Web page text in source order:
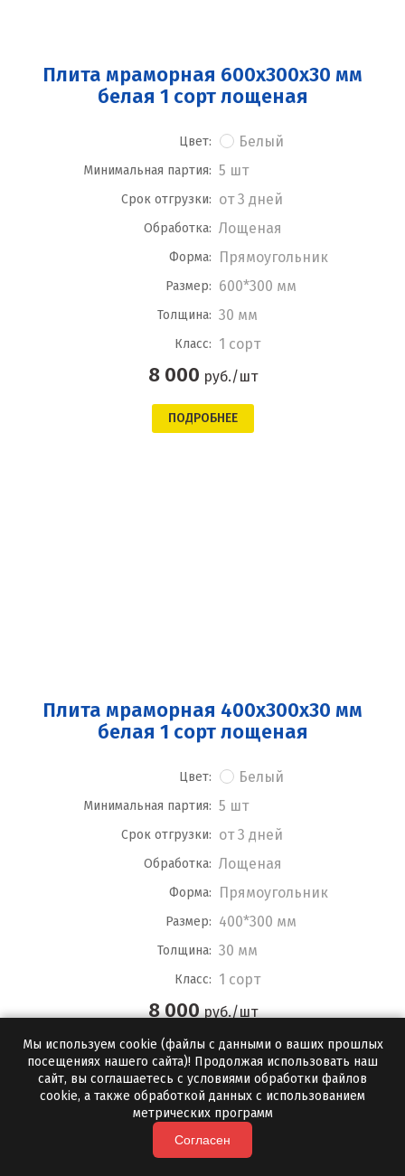
Плита мраморная 600x300x30 мм
белая 1 сорт лощеная
Цвет: Белый
Минимальная партия: 5 шт
Срок отгрузки: от 3 дней
Обработка: Лощеная
Форма: Прямоугольник
Размер: 600*300 мм
Толщина: 30 мм
Класс: 1 сорт
8 000 руб./шт
ПОДРОБНЕЕ
Плита мраморная 400x300x30 мм
белая 1 сорт лощеная
Цвет: Белый
Минимальная партия: 5 шт
Срок отгрузки: от 3 дней
Обработка: Лощеная
Форма: Прямоугольник
Размер: 400*300 мм
Толщина: 30 мм
Класс: 1 сорт
8 000руб./шт
ПОДРОБНЕЕ
Мы используем cookie (файлы с данными о ваших прошлых
посещениях нашего сайта)! Продолжая использовать наш
сайт, вы соглашаетесь с условиями обработки файлов
cookie, а также обработкой данных с использованием
метрических программ
Согласен